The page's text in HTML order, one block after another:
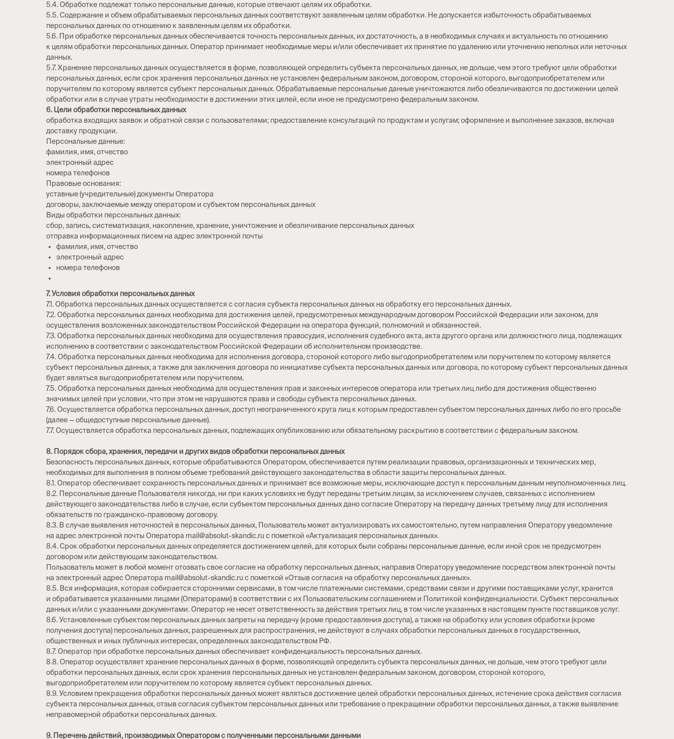
5.4. Обработке подлежат только персональные данные, которые отвечают целям их обработки.
5.5. Содержание и объем обрабатываемых персональных данных соответствуют заявленным целям обработки. Не допускается избыточность обрабатываемых
персональных данных по отношению к заявленным целям их обработки.
5.6. При обработке персональных данных обеспечивается точность персональных данных, их достаточность, а в необходимых случаях и актуальность по отношению
к целям обработки персональных данных. Оператор принимает необходимые меры и/или обеспечивает их принятие по удалению или уточнению неполных или неточных
данных.
5.7. Хранение персональных данных осуществляется в форме, позволяющей определить субъекта персональных данных, не дольше, чем этого требуют цели обработки
персональных данных, если срок хранения персональных данных не установлен федеральным законом, договором, стороной которого, выгодоприобретателем или
поручителем по которому является субъект персональных данных. Обрабатываемые персональные данные уничтожаются либо обезличиваются по достижении целей
обработки или в случае утраты необходимости в достижении этих целей, если иное не предусмотрено федеральным законом.
6. Цели обработки персональных данных
обработка входящих заявок и обратной связи с пользователями; предоставление консультаций по продуктам и услугам; оформление и выполнение заказов, включая
доставку продукции.
Персональные данные:
фамилия, имя, отчество
электронный адрес
номера телефонов
Правовые основания:
уставные (учредительные) документы Оператора
договоры, заключаемые между оператором и субъектом персональных данных
Виды обработки персональных данных:
сбор, запись, систематизация, накопление, хранение, уничтожение и обезличивание персональных данных
отправка информационных писем на адрес электронной почты
фамилия, имя, отчество
электронный адрес
номера телефонов
7. Условия обработки персональных данных
7.1. Обработка персональных данных осуществляется с согласия субъекта персональных данных на обработку его персональных данных.
7.2. Обработка персональных данных необходима для достижения целей, предусмотренных международным договором Российской Федерации или законом, для
осуществления возложенных законодательством Российской Федерации на оператора функций, полномочий и обязанностей.
7.3. Обработка персональных данных необходима для осуществления правосудия, исполнения судебного акта, акта другого органа или должностного лица, подлежащих
исполнению в соответствии с законодательством Российской Федерации об исполнительном производстве.
7.4. Обработка персональных данных необходима для исполнения договора, стороной которого либо выгодоприобретателем или поручителем по которому является
субъект персональных данных, а также для заключения договора по инициативе субъекта персональных данных или договора, по которому субъект персональных данных
будет являться выгодоприобретателем или поручителем.
7.5. Обработка персональных данных необходима для осуществления прав и законных интересов оператора или третьих лиц либо для достижения общественно
значимых целей при условии, что при этом не нарушаются права и свободы субъекта персональных данных.
7.6. Осуществляется обработка персональных данных, доступ неограниченного круга лиц к которым предоставлен субъектом персональных данных либо по его просьбе
(далее — общедоступные персональные данные).
7.7. Осуществляется обработка персональных данных, подлежащих опубликованию или обязательному раскрытию в соответствии с федеральным законом.
8. Порядок сбора, хранения, передачи и других видов обработки персональных данных
Безопасность персональных данных, которые обрабатываются Оператором, обеспечивается путем реализации правовых, организационных и технических мер,
необходимых для выполнения в полном объеме требований действующего законодательства в области защиты персональных данных.
8.1. Оператор обеспечивает сохранность персональных данных и принимает все возможные меры, исключающие доступ к персональным данным неуполномоченных лиц.
8.2. Персональные данные Пользователя никогда, ни при каких условиях не будут переданы третьим лицам, за исключением случаев, связанных с исполнением
действующего законодательства либо в случае, если субъектом персональных данных дано согласие Оператору на передачу данных третьему лицу для исполнения
обязательств по гражданско-правовому договору.
8.3. В случае выявления неточностей в персональных данных, Пользователь может актуализировать их самостоятельно, путем направления Оператору уведомление
на адрес электронной почты Оператора mail@absolut-skandic.ru с пометкой «Актуализация персональных данных».
8.4. Срок обработки персональных данных определяется достижением целей, для которых были собраны персональные данные, если иной срок не предусмотрен
договором или действующим законодательством.
Пользователь может в любой момент отозвать свое согласие на обработку персональных данных, направив Оператору уведомление посредством электронной почты
на электронный адрес Оператора mail@absolut-skandic.ru с пометкой «Отзыв согласия на обработку персональных данных».
8.5. Вся информация, которая собирается сторонними сервисами, в том числе платежными системами, средствами связи и другими поставщиками услуг, хранится
и обрабатывается указанными лицами (Операторами) в соответствии с их Пользовательским соглашением и Политикой конфиденциальности. Субъект персональных
данных и/или с указанными документами. Оператор не несет ответственность за действия третьих лиц, в том числе указанных в настоящем пункте поставщиков услуг.
8.6. Установленные субъектом персональных данных запреты на передачу (кроме предоставления доступа), а также на обработку или условия обработки (кроме
получения доступа) персональных данных, разрешенных для распространения, не действуют в случаях обработки персональных данных в государственных,
общественных и иных публичных интересах, определенных законодательством РФ.
8.7. Оператор при обработке персональных данных обеспечивает конфиденциальность персональных данных.
8.8. Оператор осуществляет хранение персональных данных в форме, позволяющей определить субъекта персональных данных, не дольше, чем этого требуют цели
обработки персональных данных, если срок хранения персональных данных не установлен федеральным законом, договором, стороной которого,
выгодоприобретателем или поручителем по которому является субъект персональных данных.
8.9. Условием прекращения обработки персональных данных может являться достижение целей обработки персональных данных, истечение срока действия согласия
субъекта персональных данных, отзыв согласия субъектом персональных данных или требование о прекращении обработки персональных данных, а также выявление
неправомерной обработки персональных данных.
9. Перечень действий, производимых Оператором с полученными персональными данными